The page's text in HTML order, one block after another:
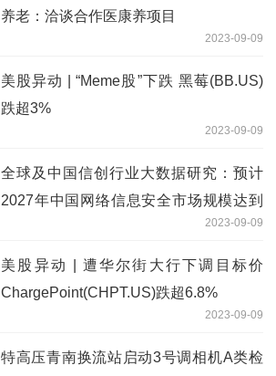
养老：洽谈合作医康养项目
2023-09-09
美股异动 | “Meme股”下跌 黑莓(BB.US)
跌超3%
2023-09-09
全球及中国信创行业大数据研究：预计
2027年中国网络信息安全市场规模达到
2023-09-09
美股异动 | 遭华尔街大行下调目标价
ChargePoint(CHPT.US)跌超6.8%
2023-09-09
特高压青南换流站启动3号调相机A类检